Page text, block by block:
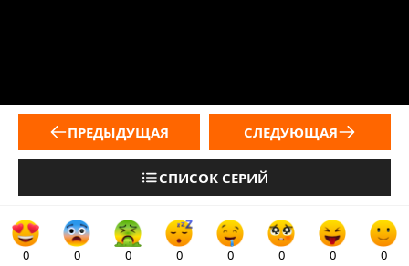
ПРЕДЫДУЩАЯ
СПИСОК СЕРИЙ
СЛЕДУЮЩАЯ
0 0 0 0 0 0 0 0